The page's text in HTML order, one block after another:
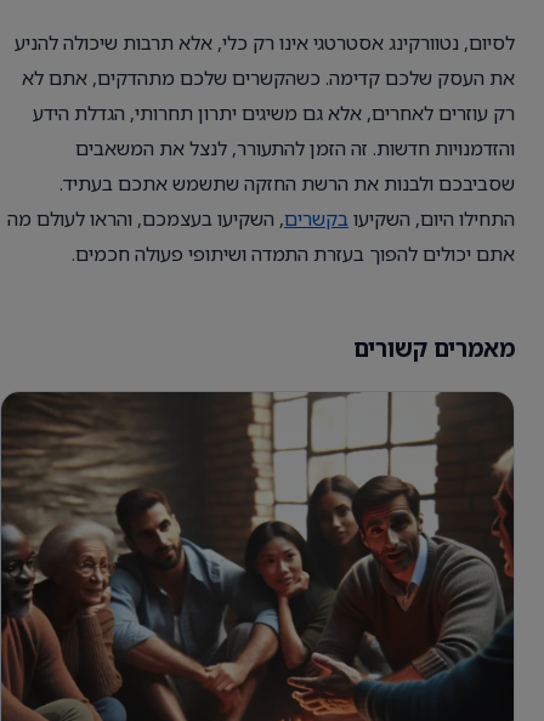
לסיום, נטוורקינג אסטרטגי אינו רק כלי, אלא תרבות שיכולה להניע
את העסק שלכם קדימה. כשהקשרים שלכם מתהדקים, אתם לא
רק עוזרים לאחרים, אלא גם משיגים יתרון תחרותי, הגדלת הידע
והזדמנויות חדשות. זה הזמן להתעורר, לנצל את המשאבים
שסביבכם ולבנות את הרשת החזקה שתשמש אתכם בעתיד.
התחילו היום, השקיעובקשרים, השקיעו בעצמכם, והראו לעולם מה
אתם יכולים להפוך בעזרת התמדה ושיתופי פעולה חכמים.
מאמרים קשורים